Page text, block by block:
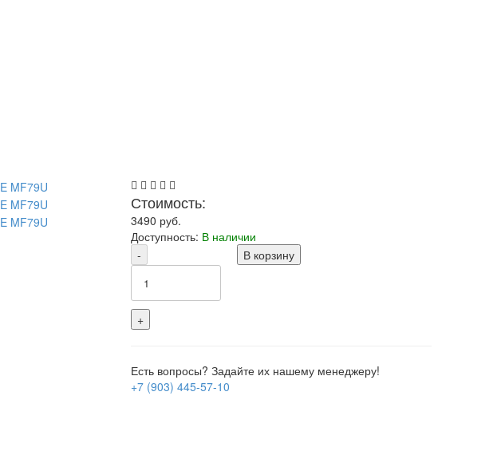
Стоимость:
3490 руб.
Доступность: В наличии
-
+
В корзину
Есть вопросы? Задайте их нашему менеджеру!
+7 (903) 445-57-10